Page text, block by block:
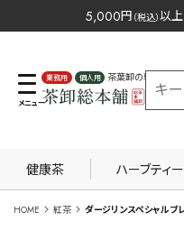
5,000円 （税込）以
業務用 個人用
茶葉卸の専門サイト
健康茶 ハーブティー
HOME 紅茶 ダージリンスペシャル